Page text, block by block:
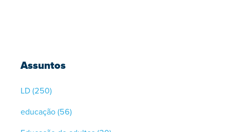
Assuntos
LD(250)
educação(56)